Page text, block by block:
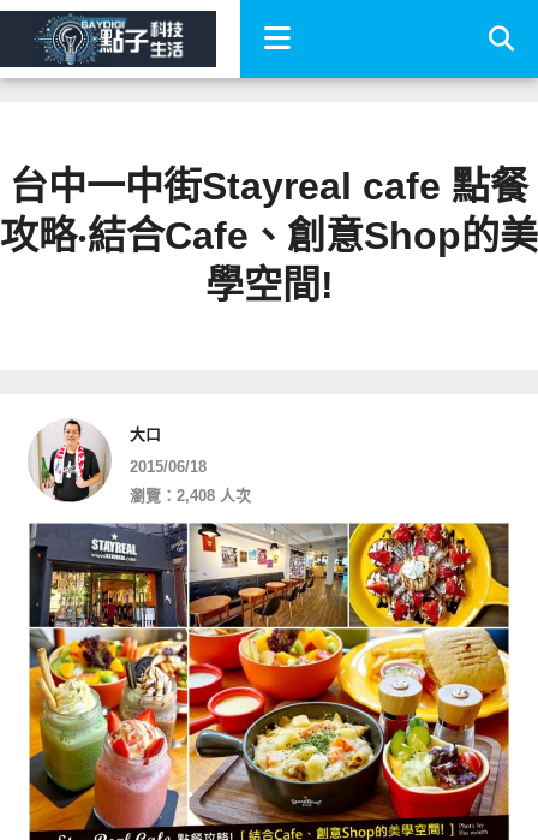
台中一中街Stayreal cafe 點餐
攻略‧結合Cafe、創意Shop的美
學空間!
大口
2015/06/18
瀏覽：2,408 人次